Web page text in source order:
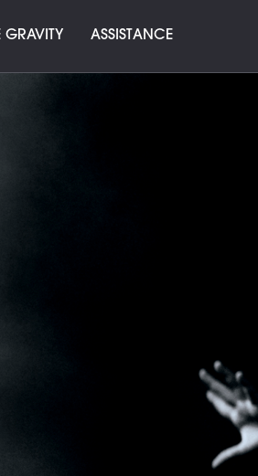
ASSISTANCE